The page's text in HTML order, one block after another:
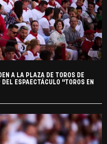
A LA PLAZA DE TOROS DE
ESPAECTÁCULO "TOROS EN